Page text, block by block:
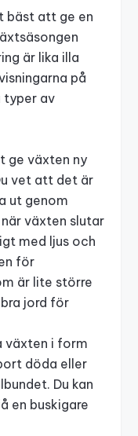
bäst att ge en
är lika illa
på
typer av
ge växten ny
vet att det är
ut genom
växten slutar
med ljus och
för
är lite större
jord för
växten i form
döda eller
Du kan
en buskigare